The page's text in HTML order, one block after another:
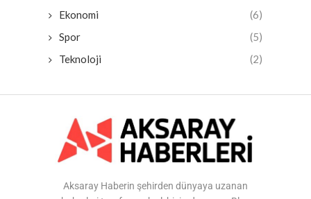
Ekonomi
(6)
Spor
(5)
Teknoloji
(2)
Aksaray Haberin şehirden dünyaya uzanan